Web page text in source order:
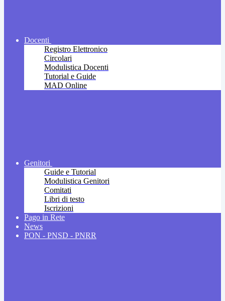
Docenti
Registro Elettronico
Circolari
Modulistica Docenti
Tutorial e Guide
MAD Online
Genitori
Guide e Tutorial
Modulistica Genitori
Comitati
Libri di testo
Iscrizioni
Pago in Rete
News
PON - PNSD - PNRR